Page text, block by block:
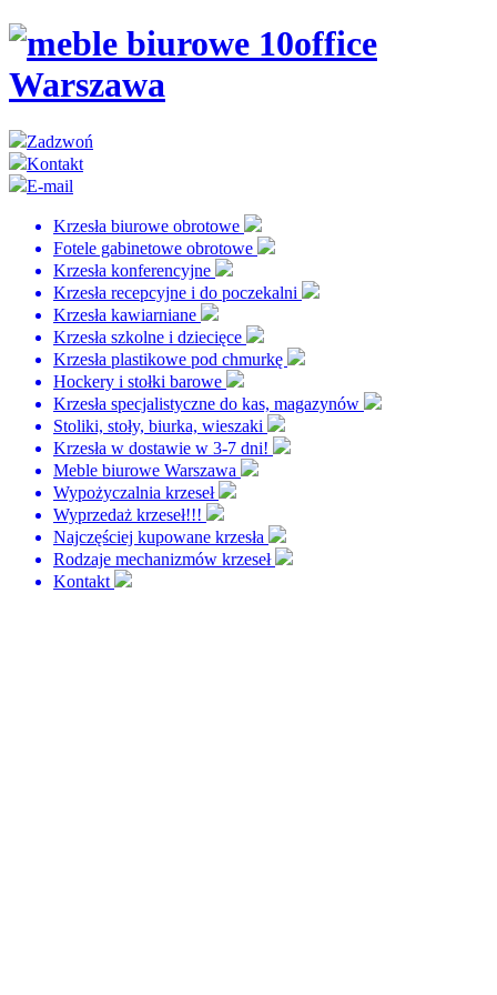
Zadzwoń
Kontakt
E-mail
Krzesła biurowe obrotowe
Fotele gabinetowe obrotowe
Krzesła konferencyjne
Krzesła recepcyjne i do poczekalni
Krzesła kawiarniane
Krzesła szkolne i dziecięce
Krzesła plastikowe pod chmurkę
Hockery i stołki barowe
Krzesła specjalistyczne do kas, magazynów
Stoliki, stoły, biurka, wieszaki
Krzesła w dostawie w 3-7 dni!
Meble biurowe Warszawa
Wypożyczalnia krzeseł
Wyprzedaż krzeseł!!!
Najczęściej kupowane krzesła
Rodzaje mechanizmów krzeseł
Kontakt